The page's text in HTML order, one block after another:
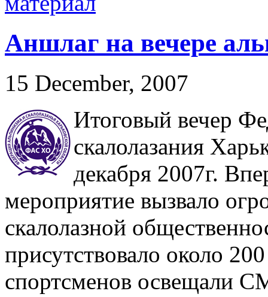
Аншлаг на вечере
15 December, 2007
Итоговый вечер
скалолазания
декабря 2007г.
мероприятие вызвало
скалолазной
присутствовало около
спортсменов освещали